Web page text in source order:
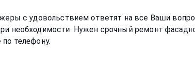
с удовольствием ответят на все Ваши
необходимости. Нужен срочный ремонт
телефону.